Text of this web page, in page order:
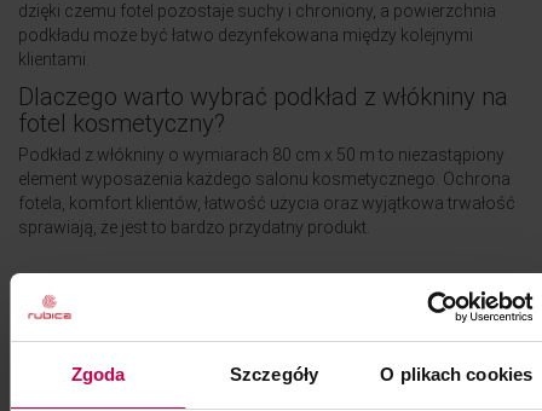
Zgoda Szczegóły O plikach cookies
dzięki czemu fotel pozostaje suchy i chroniony, a powierzchnia
podkładu może być łatwo dezynfekowana między kolejnymi
klientami.
Dlaczego warto wybrać podkład z włókniny na
fotel kosmetyczny?
Podkład z włókniny o wymiarach 80 cm x 50 m to niezastąpiony
element wyposażenia każdego salonu kosmetycznego. Ochrona
fotela, komfort klientów, łatwość użycia oraz wyjątkowa trwałość
sprawiają, że jest to bardzo przydatny produkt.
Gramatura: 25g/m2